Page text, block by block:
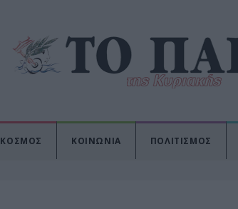
ΚΟΣΜΟΣ ΚΟΙΝΩΝΙΑ ΠΟΛΙΤΙΣΜΟΣ